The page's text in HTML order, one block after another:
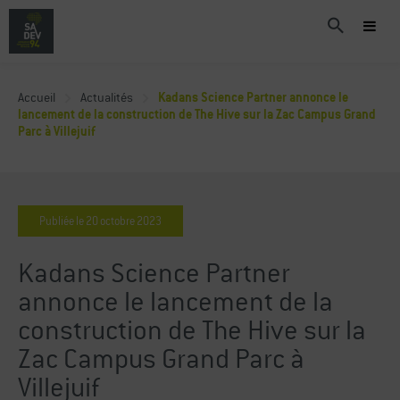
Accueil Actualités
Kadans Science Partner annonce le
lancement de la construction de The Hive sur la Zac Campus Grand
Parc à Villejuif
Publiée le 20 octobre 2023
Kadans Science Partner
annonce le lancement de la
construction de The Hive sur la
Zac Campus Grand Parc à
Villejuif